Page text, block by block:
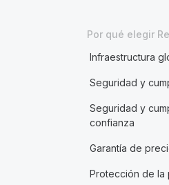
Por qué elegir
Infraestructura
Seguridad y
Seguridad y
confianza
Garantía de
Protección de la